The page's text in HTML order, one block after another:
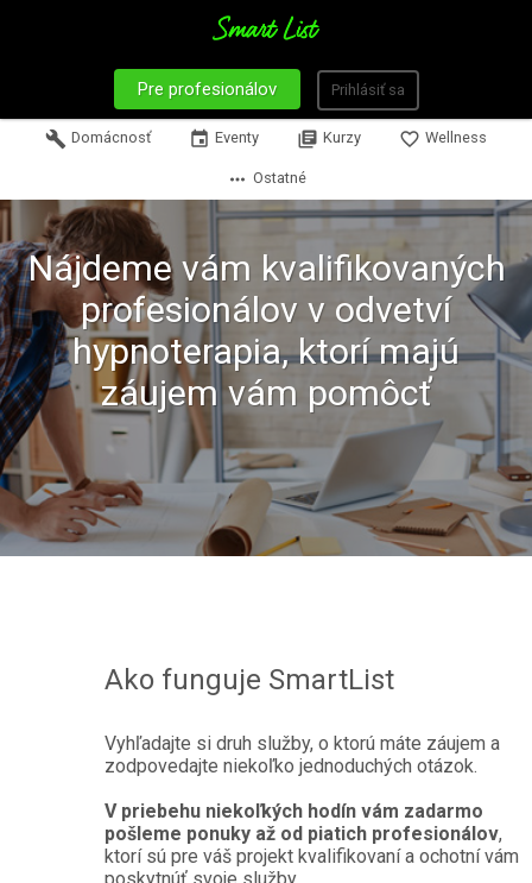
Pre profesionálov Prihlásiť sa
build Domácnosť event Eventy library_books Kurzy favorite_border Wellness
more_horiz Ostatné
Nájdeme vám kvalifikovaných
profesionálov v odvetví
hypnoterapia, ktorí majú
záujem vám pomôcť
Ako funguje SmartList
Vyhľadajte si druh služby, o ktorú máte záujem a
zodpovedajte niekoľko jednoduchých otázok.
V priebehu niekoľkých hodín vám zadarmo
pošleme ponuky až od piatich profesionálov,
ktorí sú pre váš projekt kvalifikovaní a ochotní vám